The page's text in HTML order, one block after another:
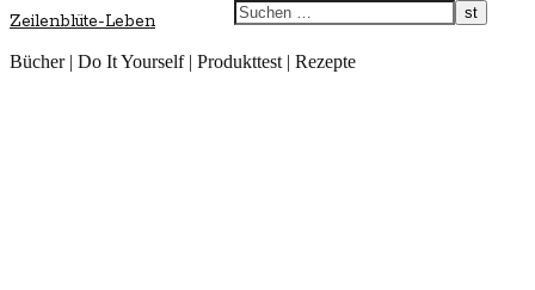
Zeilenblüte-Leben
Bücher | Do It Yourself | Produkttest | Rezepte